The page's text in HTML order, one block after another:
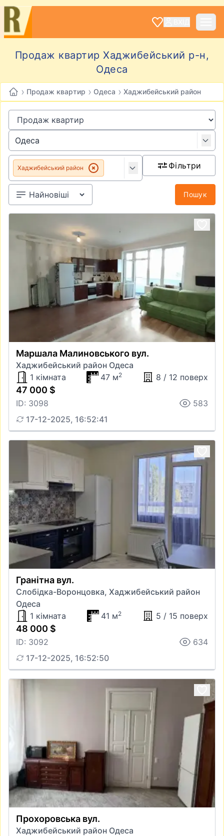
Продаж квартир Хаджибейський р-н,
Одеса
› Продаж квартир › Одеса › Хаджибейський район
Хаджибейський район Фільтри
Пошук
Маршала Малиновського вул.
Хаджибейський район Одеса
1 кімната
47 м2 8 / 12 поверх
47 000 $
ID: 3098
583
17-12-2025, 16:52:41
Гранітна вул.
Слобідка-Воронцовка, Хаджибейський район
Одеса
1 кімната
41 м2 5 / 15 поверх
48 000 $
ID: 3092
634
17-12-2025, 16:52:50
Прохоровська вул.
Хаджибейський район Одеса